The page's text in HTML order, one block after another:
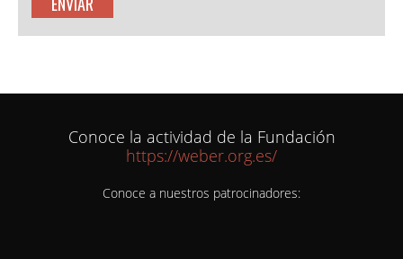
Conoce la actividad de la Fundación
https://weber.org.es/
Conoce a nuestros patrocinadores: